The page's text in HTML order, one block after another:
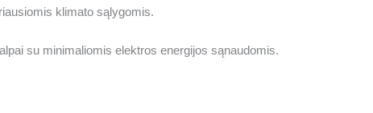
klimato sąlygomis.
su minimaliomis elektros energijos sąnaudomis.